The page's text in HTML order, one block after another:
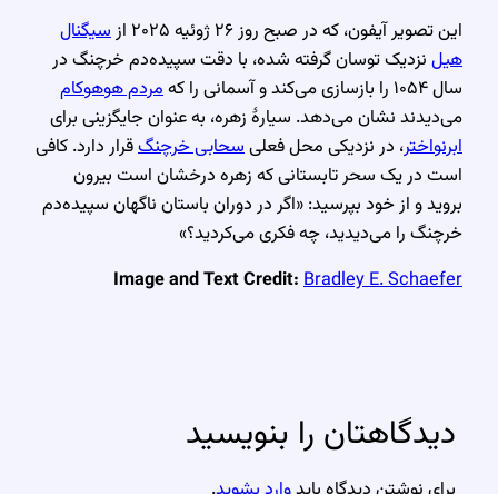
این تصویر آیفون، که در صبح روز ۲۶ ژوئیه ۲۰۲۵ از
سیگنال
هیلنزدیک توسان گرفته شده، با دقت سپیده‌دم خرچنگ در
سال ۱۰۵۴ را بازسازی می‌کند و آسمانی را که
مردم هوهوکام
می‌دیدند نشان می‌دهد. سیارهٔ زهره، به عنوان جایگزینی برای
ابرنواختر، در نزدیکی محل فعلیسحابی خرچنگقرار دارد. کافی
است در یک سحر تابستانی که زهره درخشان است بیرون
بروید و از خود بپرسید: «اگر در دوران باستان ناگهان سپیده‌دم
خرچنگ را می‌دیدید، چه فکری می‌کردید؟»
Image and Text Credit:Bradley E. Schaefer
دیدگاهتان را بنویسید